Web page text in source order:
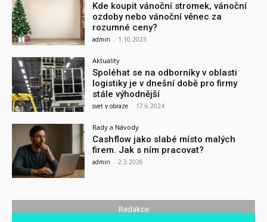
Kde koupit vánoční stromek, vánoční
ozdoby nebo vánoční věnec za
rozumné ceny?
admin - 1.10.2023
Aktuality
Spoléhat se na odborníky v oblasti
logistiky je v dnešní době pro firmy
stále výhodnější
svet v obraze - 17.6.2024
Rady a Návody
Cashflow jako slabé místo malých
firem. Jak s ním pracovat?
admin - 2.3.2026
Redakce